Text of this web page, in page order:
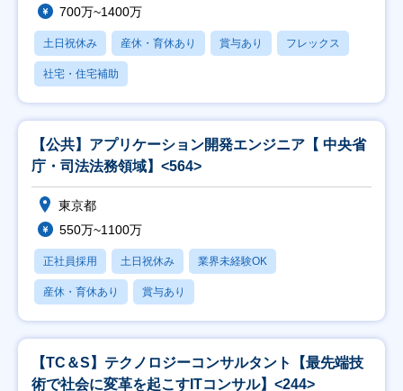
700万~1400万
土日祝休み 産休・育休あり 賞与あり フレックス
社宅・住宅補助
【公共】アプリケーション開発エンジニア【 中央省
庁・司法法務領域】<564>
東京都
550万~1100万
正社員採用 土日祝休み 業界未経験OK
産休・育休あり 賞与あり
【TC＆S】テクノロジーコンサルタント【最先端技
術で社会に変革を起こすITコンサル】<244>